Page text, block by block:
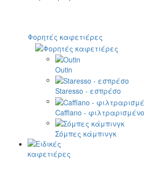
Φορητές καφετιέρες
Outin
Staresso - εσπρέσο
Cafflano -
Σόμπες κάμπινγκ